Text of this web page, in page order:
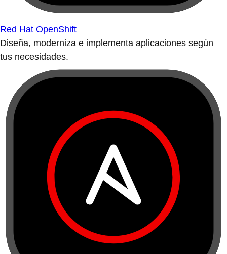
Red Hat OpenShift
Diseña, moderniza e implementa aplicaciones según
tus necesidades.